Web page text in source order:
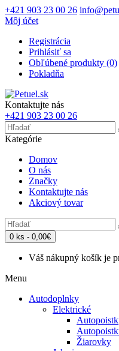
+421 903 23 00 26
Môj účet
Registrácia
Prihlásiť sa
Obľúbené produkty (0)
Pokladňa
Kontaktujte nás
+421 903 23 00 26
Kategórie
Domov
O nás
Značky
Kontaktujte nás
Akciový tovar
0 ks - 0,00€
Váš nákupný košík je
Menu
Autodoplnky
Elektrické
Žiarovky